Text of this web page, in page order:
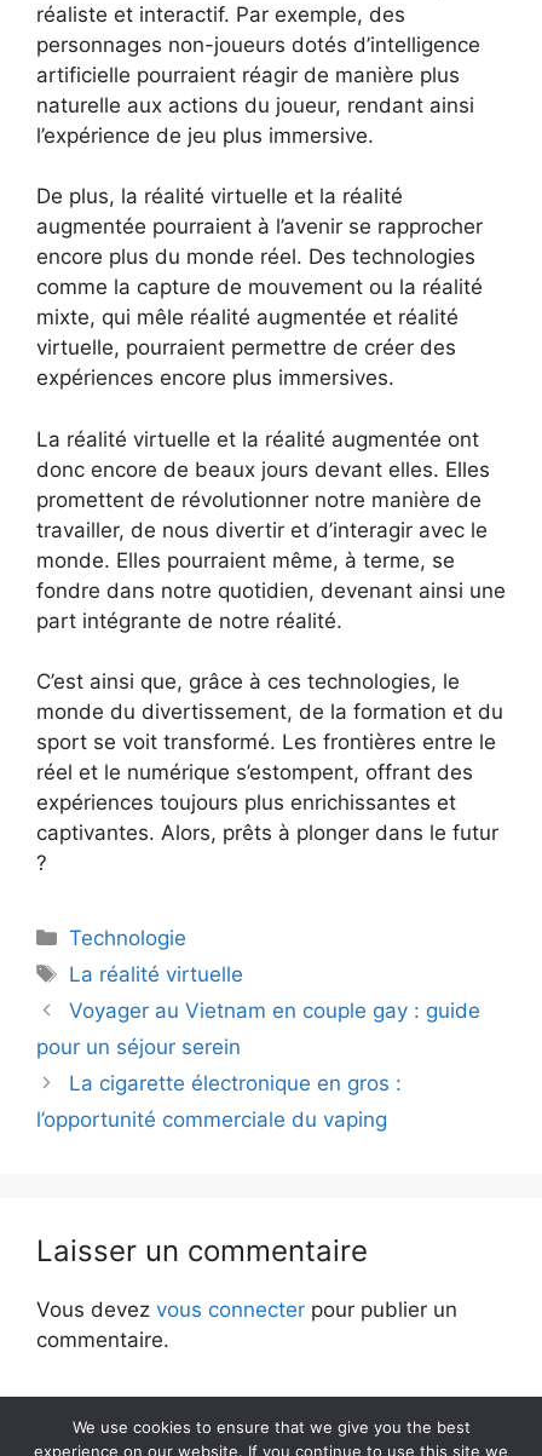
réaliste et interactif. Par exemple, des
personnages non-joueurs dotés d’intelligence
artificielle pourraient réagir de manière plus
naturelle aux actions du joueur, rendant ainsi
l’expérience de jeu plus immersive.
De plus, la réalité virtuelle et la réalité
augmentée pourraient à l’avenir se rapprocher
encore plus du monde réel. Des technologies
comme la capture de mouvement ou la réalité
mixte, qui mêle réalité augmentée et réalité
virtuelle, pourraient permettre de créer des
expériences encore plus immersives.
La réalité virtuelle et la réalité augmentée ont
donc encore de beaux jours devant elles. Elles
promettent de révolutionner notre manière de
travailler, de nous divertir et d’interagir avec le
monde. Elles pourraient même, à terme, se
fondre dans notre quotidien, devenant ainsi une
part intégrante de notre réalité.
C’est ainsi que, grâce à ces technologies, le
monde du divertissement, de la formation et du
sport se voit transformé. Les frontières entre le
réel et le numérique s’estompent, offrant des
expériences toujours plus enrichissantes et
captivantes. Alors, prêts à plonger dans le futur
?
Catégories
Technologie
Étiquettes
La réalité virtuelle
Voyager au Vietnam en couple gay : guide
pour un séjour serein
La cigarette électronique en gros :
l’opportunité commerciale du vaping
Laisser un commentaire
Vous devez vous connecter pour publier un
commentaire.
We use cookies to ensure that we give you the best
experience on our website. If you continue to use this site we